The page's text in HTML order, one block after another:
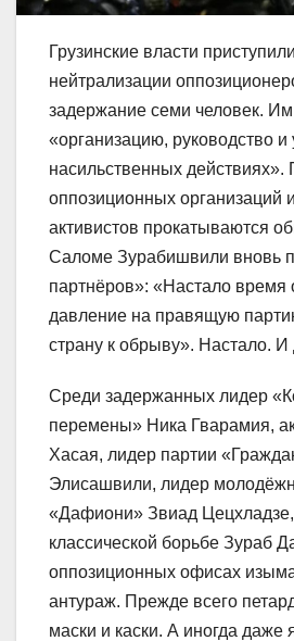
Грузинские власти
нейтрализации
задержание семи человек.
«организацию, руководство и
насильственных
оппозиционных организаций
активистов прокатываются
Саломе Зурабишвили вновь
партнёров»: «Настало время
давление на правящую
страну к обрыву». Настало. И
Среди задержанных лидер
перемены» Ника Гварамия,
Хасая, лидер партии
Элисашвили, лидер
«Дафиони» Звиад
классической борьбе Зураб
оппозиционных офисах
антураж. Прежде всего
маски и каски. А иногда даже